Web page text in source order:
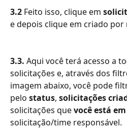
3.2 Feito isso, clique em
e depois clique em criado por
3.3. Aqui você terá acesso a
solicitações e, através dos
imagem abaixo, você pode
pelo status, solicitações
solicitações que você está
solicitação/time responsável.